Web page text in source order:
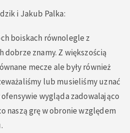
i Jakub Palka:
boiskach równolegle z
znamy. Z większością
mecze ale były również
lub musieliśmy uznać
ofensywie wygląda zadowalająco
naszą grę w obronie względem